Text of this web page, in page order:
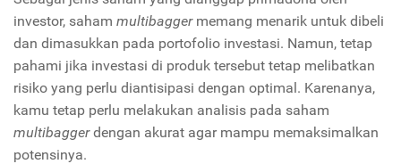
investor, saham multibagger memang menarik untuk dibeli
dan dimasukkan pada portofolio investasi. Namun, tetap
pahami jika investasi di produk tersebut tetap melibatkan
risiko yang perlu diantisipasi dengan optimal. Karenanya,
kamu tetap perlu melakukan analisis pada saham
multibaggerdengan akurat agar mampu memaksimalkan
potensinya.